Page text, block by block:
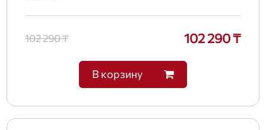
102 290 ₸ 102 290 ₸
В корзину